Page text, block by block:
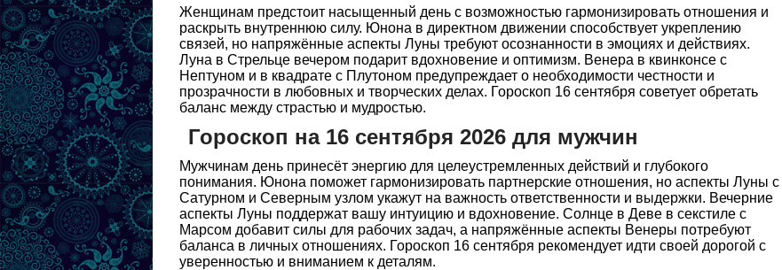
Женщинам предстоит насыщенный день с возможностью гармонизировать отношения и
раскрыть внутреннюю силу. Юнона в директном движении способствует укреплению
связей, но напряжённые аспекты Луны требуют осознанности в эмоциях и действиях.
Луна в Стрельце вечером подарит вдохновение и оптимизм. Венера в квинконсе с
Нептуном и в квадрате с Плутоном предупреждает о необходимости честности и
прозрачности в любовных и творческих делах. Гороскоп 16 сентября советует обретать
баланс между страстью и мудростью.
Гороскоп на 16 сентября 2026 для мужчин
Мужчинам день принесёт энергию для целеустремленных действий и глубокого
понимания. Юнона поможет гармонизировать партнерские отношения, но аспекты Луны с
Сатурном и Северным узлом укажут на важность ответственности и выдержки. Вечерние
аспекты Луны поддержат вашу интуицию и вдохновение. Солнце в Деве в секстиле с
Марсом добавит силы для рабочих задач, а напряжённые аспекты Венеры потребуют
баланса в личных отношениях. Гороскоп 16 сентября рекомендует идти своей дорогой с
уверенностью и вниманием к деталям.